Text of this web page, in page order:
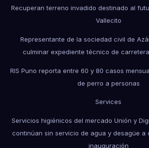
Recuperan terreno invadido destinado al
Vallecito
Representante de la sociedad civil de
culminar expediente técnico de
RIS Puno reporta entre 60 y 80 casos
de perro a personas
Services
Servicios higiénicos del mercado Unión y
continúan sin servicio de agua y desagüe a
inauguración